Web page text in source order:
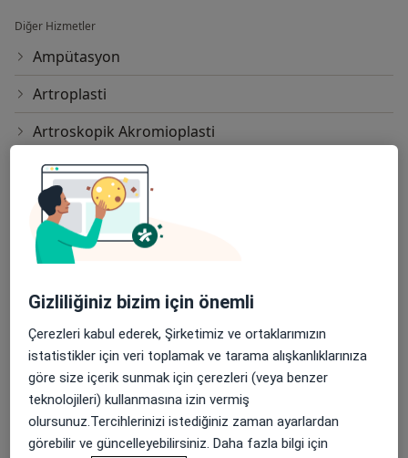
Diğer Hizmetler
Ampütasyon
Artroplasti
Artroskopik Akromioplasti
Artroskopik Bankart Onarımı
Artroskopik Cerrahi
Artroskopik Kalsifik Tendinit Cerrahisi
Artroskopik Tenisçi Dirseği Cerrahisi
Ayak Amputasyonu
Ayak Bileği Artroskopisi
Ayak Parmağı Ampütasyonu
Gizliliğiniz bizim için önemli
Çerezleri kabul ederek, Şirketimiz ve ortaklarımızın
istatistikler için veri toplamak ve tarama alışkanlıklarınıza
göre size içerik sunmak için çerezleri (veya benzer
teknolojileri) kullanmasına izin vermiş
olursunuz.Tercihlerinizi istediğiniz zaman ayarlardan
görebilir ve güncelleyebilirsiniz. Daha fazla bilgi için